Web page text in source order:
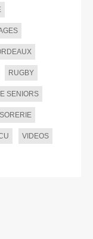
RUGBY
SENIORS
VIDEOS